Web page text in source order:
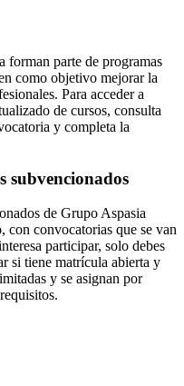
forman parte de programas
como objetivo mejorar la
Para acceder a
de cursos, consulta
y completa la
subvencionados
de Grupo Aspasia
con convocatorias que se van
participar, solo debes
si tiene matrícula abierta y
y se asignan por